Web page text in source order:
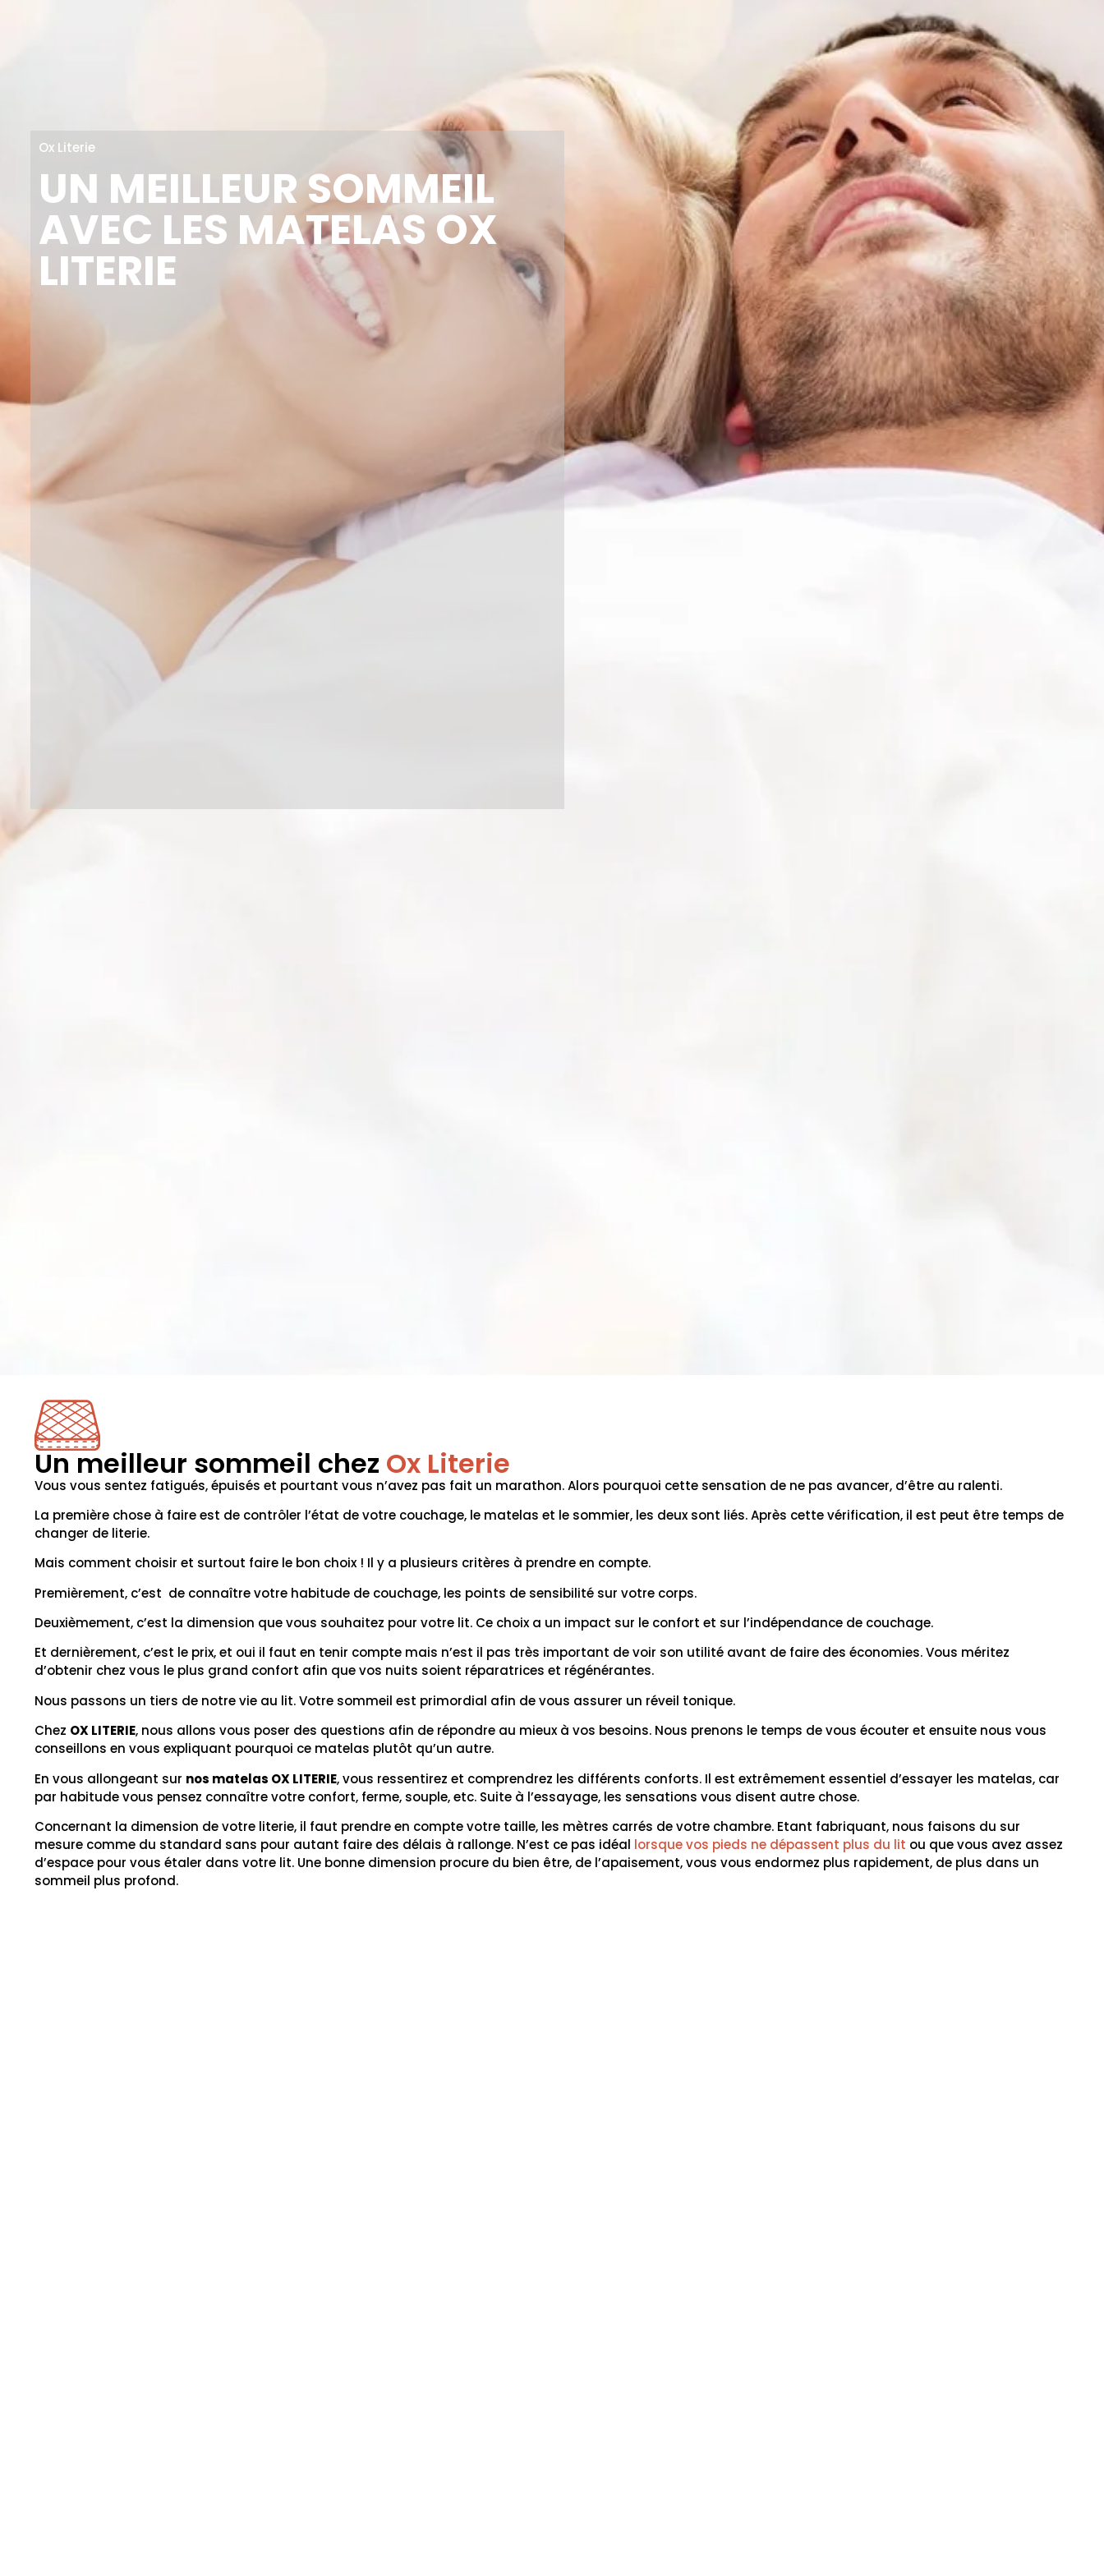
Ox Literie
UN MEILLEUR SOMMEIL
AVEC LES MATELAS OX
LITERIE
Un meilleur sommeil chez Ox Literie
Vous vous sentez fatigués, épuisés et pourtant vous n’avez pas fait un marathon. Alors pourquoi cette sensation de ne pas avancer, d’être au ralenti.
La première chose à faire est de contrôler l’état de votre couchage, le matelas et le sommier, les deux sont liés. Après cette vérification, il est peut être temps de
changer de literie.
Mais comment choisir et surtout faire le bon choix ! Il y a plusieurs critères à prendre en compte.
Premièrement, c’est de connaître votre habitude de couchage, les points de sensibilité sur votre corps.
Deuxièmement, c’est la dimension que vous souhaitez pour votre lit. Ce choix a un impact sur le confort et sur l’indépendance de couchage.
Et dernièrement, c’est le prix, et oui il faut en tenir compte mais n’est il pas très important de voir son utilité avant de faire des économies. Vous méritez
d’obtenir chez vous le plus grand confort afin que vos nuits soient réparatrices et régénérantes.
Nous passons un tiers de notre vie au lit. Votre sommeil est primordial afin de vous assurer un réveil tonique.
Chez OX LITERIE, nous allons vous poser des questions afin de répondre au mieux à vos besoins. Nous prenons le temps de vous écouter et ensuite nous vous
conseillons en vous expliquant pourquoi ce matelas plutôt qu’un autre.
En vous allongeant sur nos matelas OX LITERIE, vous ressentirez et comprendrez les différents conforts. Il est extrêmement essentiel d’essayer les matelas, car
par habitude vous pensez connaître votre confort, ferme, souple, etc. Suite à l’essayage, les sensations vous disent autre chose.
Concernant la dimension de votre literie, il faut prendre en compte votre taille, les mètres carrés de votre chambre. Etant fabriquant, nous faisons du sur
mesure comme du standard sans pour autant faire des délais à rallonge. N’est ce pas idéal lorsque vos pieds ne dépassent plus du lit ou que vous avez assez
d’espace pour vous étaler dans votre lit. Une bonne dimension procure du bien être, de l’apaisement, vous vous endormez plus rapidement, de plus dans un
sommeil plus profond.